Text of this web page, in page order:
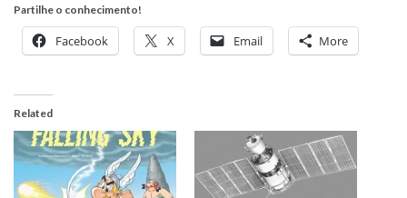
Partilhe o conhecimento!
Facebook X Email More
Related